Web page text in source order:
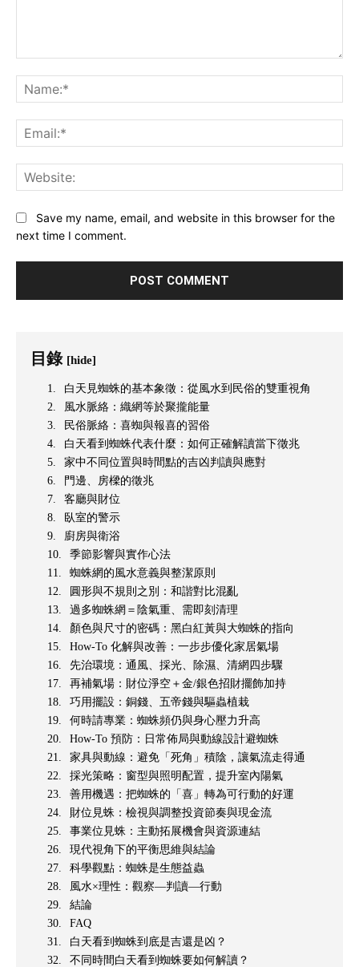
Save my name, email, and website in this browser for the
next time I comment.
目錄 [hide]
白天見蜘蛛的基本象徵：從風水到民俗的雙重視角
風水脈絡：織網等於聚攏能量
民俗脈絡：喜蜘與報喜的習俗
白天看到蜘蛛代表什麼：如何正確解讀當下徵兆
家中不同位置與時間點的吉凶判讀與應對
門邊、房樑的徵兆
客廳與財位
臥室的警示
廚房與衛浴
季節影響與實作心法
蜘蛛網的風水意義與整潔原則
圓形與不規則之別：和諧對比混亂
過多蜘蛛網＝陰氣重、需即刻清理
顏色與尺寸的密碼：黑白紅黃與大蜘蛛的指向
How-To 化解與改善：一步步優化家居氣場
先治環境：通風、採光、除濕、清網四步驟
再補氣場：財位淨空＋金/銀色招財擺飾加持
巧用擺設：銅錢、五帝錢與驅蟲植栽
何時請專業：蜘蛛頻仍與身心壓力升高
How-To 預防：日常佈局與動線設計避蜘蛛
家具與動線：避免「死角」積陰，讓氣流走得通
採光策略：窗型與照明配置，提升室內陽氣
善用機遇：把蜘蛛的「喜」轉為可行動的好運
財位見蛛：檢視與調整投資節奏與現金流
事業位見蛛：主動拓展機會與資源連結
現代視角下的平衡思維與結論
科學觀點：蜘蛛是生態益蟲
風水×理性：觀察—判讀—行動
結論
FAQ
白天看到蜘蛛到底是吉還是凶？
不同時間白天看到蜘蛛要如何解讀？